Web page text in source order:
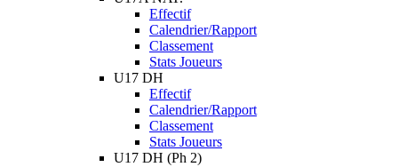
Effectif
Calendrier/Rapport
Classement
Stats Joueurs
U17 DH
Effectif
Calendrier/Rapport
Classement
Stats Joueurs
U17 DH (Ph 2)